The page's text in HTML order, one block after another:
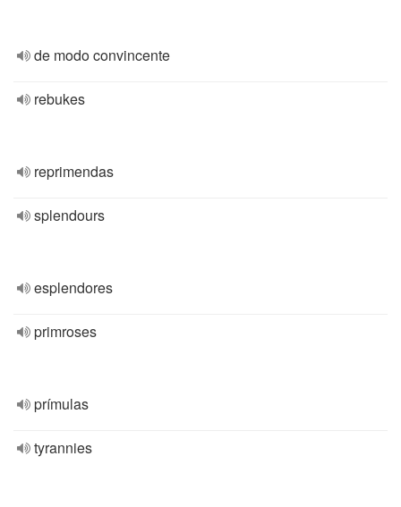
de modo convincente
rebukes
reprimendas
splendours
esplendores
primroses
prímulas
tyrannies